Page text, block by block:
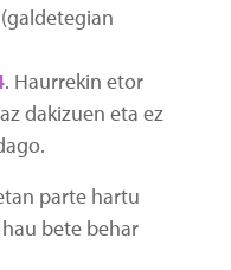
. Haurrekin etor
dakizuen eta ez
parte hartu
hau bete behar